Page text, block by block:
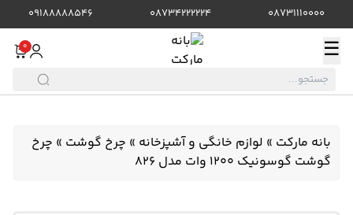
08731110000
08734222224
09188888546
☰
0
بانه مارکت » لوازم خانگی و آشپزخانه » چرخ گوشت » چرخ
گوشت گوسونیک 1200 وات مدل 826